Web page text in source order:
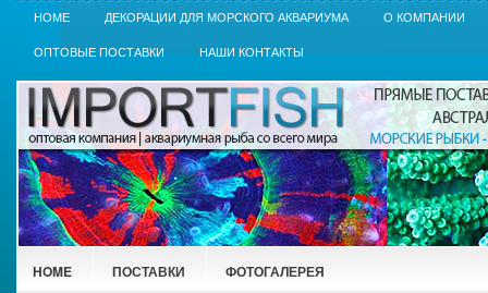
HOME ДЕКОРАЦИИ ДЛЯ МОРСКОГО АКВАРИУМА О КОМПАНИИ
ОПТОВЫЕ ПОСТАВКИ НАШИ КОНТАКТЫ
HOME ПОСТАВКИ ФОТОГАЛЕРЕЯ